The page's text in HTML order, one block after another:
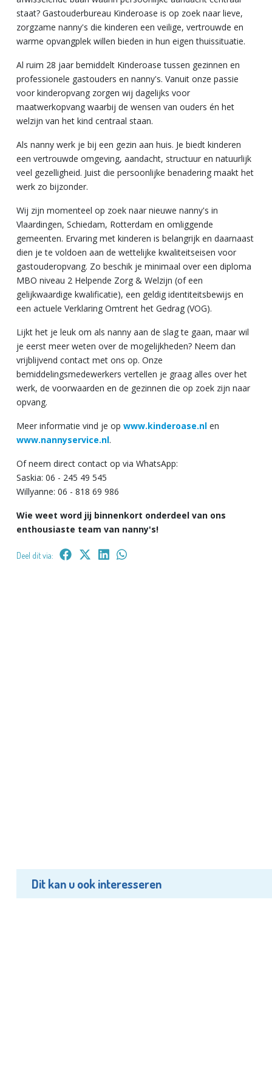
staat? Gastouderbureau Kinderoase is op zoek naar lieve,
zorgzame nanny's die kinderen een veilige, vertrouwde en
warme opvangplek willen bieden in hun eigen thuissituatie.
Al ruim 28 jaar bemiddelt Kinderoase tussen gezinnen en
professionele gastouders en nanny's. Vanuit onze passie
voor kinderopvang zorgen wij dagelijks voor
maatwerkopvang waarbij de wensen van ouders én het
welzijn van het kind centraal staan.
Als nanny werk je bij een gezin aan huis. Je biedt kinderen
een vertrouwde omgeving, aandacht, structuur en natuurlijk
veel gezelligheid. Juist die persoonlijke benadering maakt het
werk zo bijzonder.
Wij zijn momenteel op zoek naar nieuwe nanny's in
Vlaardingen, Schiedam, Rotterdam en omliggende
gemeenten. Ervaring met kinderen is belangrijk en daarnaast
dien je te voldoen aan de wettelijke kwaliteitseisen voor
gastouderopvang. Zo beschik je minimaal over een diploma
MBO niveau 2 Helpende Zorg & Welzijn (of een
gelijkwaardige kwalificatie), een geldig identiteitsbewijs en
een actuele Verklaring Omtrent het Gedrag (VOG).
Lijkt het je leuk om als nanny aan de slag te gaan, maar wil
je eerst meer weten over de mogelijkheden? Neem dan
vrijblijvend contact met ons op. Onze
bemiddelingsmedewerkers vertellen je graag alles over het
werk, de voorwaarden en de gezinnen die op zoek zijn naar
opvang.
Meer informatie vind je op www.kinderoase.nl en
www.nannyservice.nl.
Of neem direct contact op via WhatsApp:
Saskia: 06 - 245 49 545
Willyanne: 06 - 818 69 986
Wie weet word jij binnenkort onderdeel van ons
enthousiaste team van nanny's!
Deel dit via:
Dit kan u ook interesseren